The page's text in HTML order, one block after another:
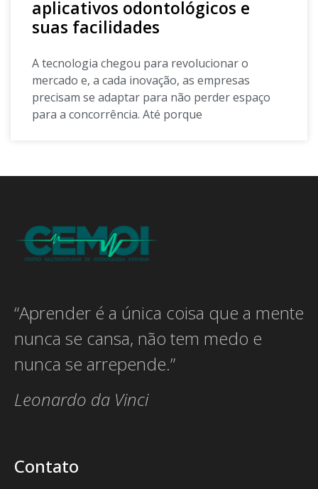
aplicativos odontológicos e
suas facilidades
A tecnologia chegou para revolucionar o
mercado e, a cada inovação, as empresas
precisam se adaptar para não perder espaço
para a concorrência. Até porque
“Aprender é a única coisa que a mente
nunca se cansa, não tem medo e
nunca se arrepende.”
Leonardo da Vinci
Contato